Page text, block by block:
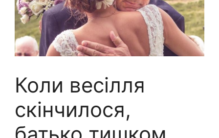
Коли весілля
скінчилося,